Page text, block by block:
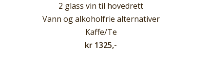
2 glass vin til hovedrett
Vann og alkoholfrie alternativer
Kaffe/Te
kr 1325,-